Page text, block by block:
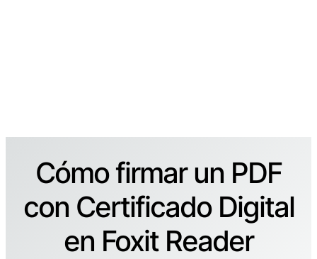
Cómo firmar un PDF
con Certificado Digital
en Foxit Reader